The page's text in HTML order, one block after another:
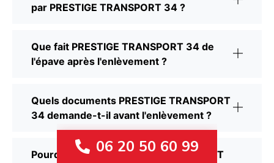
par PRESTIGE TRANSPORT 34 ?
Que fait PRESTIGE TRANSPORT 34 de
l'épave après l'enlèvement ?
Quels documents PRESTIGE TRANSPORT
34 demande-t-il avant l'enlèvement ?
Pourquoi choisir PRESTIGE TRANSPORT
06 20 50 60 99